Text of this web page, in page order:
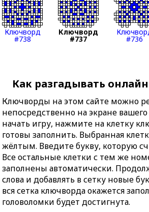
Ключворд
#738
Ключворд
#737 #736
Как разгадывать
Ключворды на этом сайте можно
непосредственно на экране
начать игру, нажмите на клетку
готовы заполнить. Выбранная
жёлтым. Введите букву, которую
Все остальные клетки с тем же
заполнены автоматически.
слова и добавлять в сетку новые
вся сетка ключворда окажется
головоломки будет достигнута.